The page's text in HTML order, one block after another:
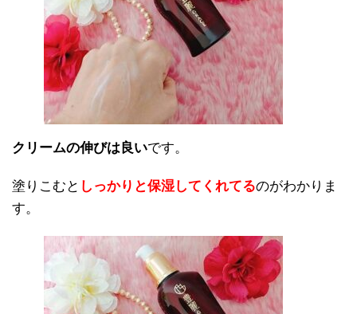
クリームの伸びは良いです。
塗りこむと しっかりと保湿してくれてるのがわかりま
す。